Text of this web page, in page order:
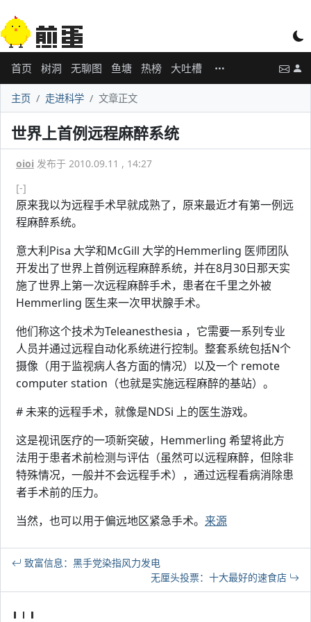
首页 树洞 无聊图 鱼塘 热榜 大吐槽
主页 走进科学 文章正文
世界上首例远程麻醉系统
oioi 发布于 2010.09.11 , 14:27
[-]
原来我以为远程手术早就成熟了，原来最近才有第一例远
程麻醉系统。
意大利Pisa 大学和McGill 大学的Hemmerling 医师团队
开发出了世界上首例远程麻醉系统，并在8月30日那天实
施了世界上第一次远程麻醉手术，患者在千里之外被
Hemmerling 医生来一次甲状腺手术。
他们称这个技术为Teleanesthesia ，它需要一系列专业
人员并通过远程自动化系统进行控制。整套系统包括N个
摄像（用于监视病人各方面的情况）以及一个 remote
computer station（也就是实施远程麻醉的基站）。
# 未来的远程手术，就像是NDSi 上的医生游戏。
这是视讯医疗的一项新突破，Hemmerling 希望将此方
法用于患者术前检测与评估（虽然可以远程麻醉，但除非
特殊情况，一般并不会远程手术），通过远程看病消除患
者手术前的压力。
当然，也可以用于偏远地区紧急手术。 来源
致富信息：黑手党染指风力发电
无厘头投票：十大最好的速食店